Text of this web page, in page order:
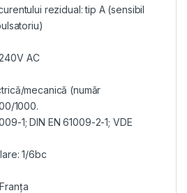
rezidual: tip A (sensibil
AC
mecanică (număr
1000.
1; DIN EN 61009-2-1; VDE
1/6bc